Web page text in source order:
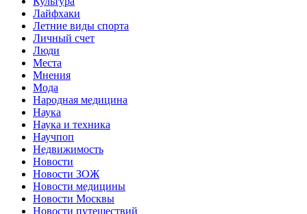
Лайфхаки
Летние виды спорта
Личный счет
Люди
Места
Мнения
Мода
Народная медицина
Наука
Наука и техника
Научпоп
Недвижимость
Новости
Новости ЗОЖ
Новости медицины
Новости Москвы
Новости путешествий